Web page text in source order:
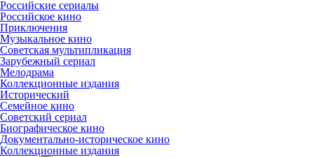
Российские сериалы
Российское кино
Приключения
Музыкальное кино
Советская мультипликация
Зарубежный сериал
Мелодрама
Коллекционные издания
Исторический
Семейное кино
Советский сериал
Биографическое кино
Документально-историческое кино
Коллекционные издания